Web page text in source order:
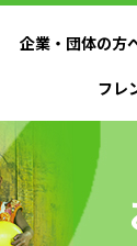
フレ
企業・団体の方